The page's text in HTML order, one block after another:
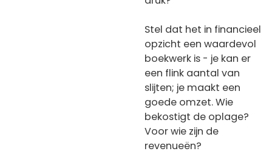
Stel dat het in financieel
opzicht een waardevol
boekwerk is - je kan er
een flink aantal van
slijten; je maakt een
goede omzet. Wie
bekostigt de oplage?
Voor wie zijn de
revenueën?